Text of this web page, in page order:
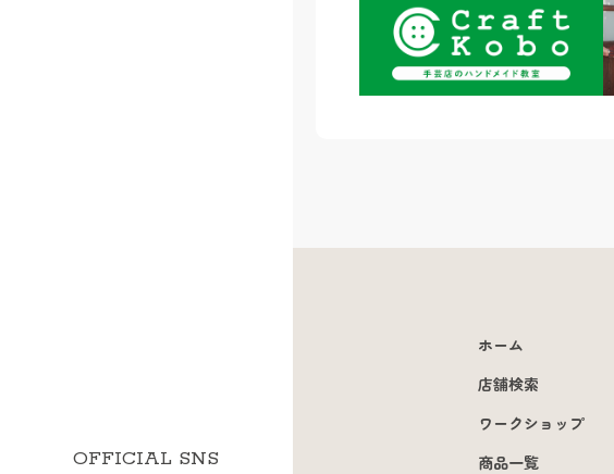
OFFICIAL SNS
ホーム
店舗検索
ワークショップ
商品一覧